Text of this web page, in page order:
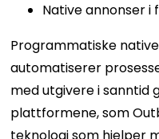
Native annonser i
Programmatiske
automatiserer
med utgivere i sanntid
plattformene, som